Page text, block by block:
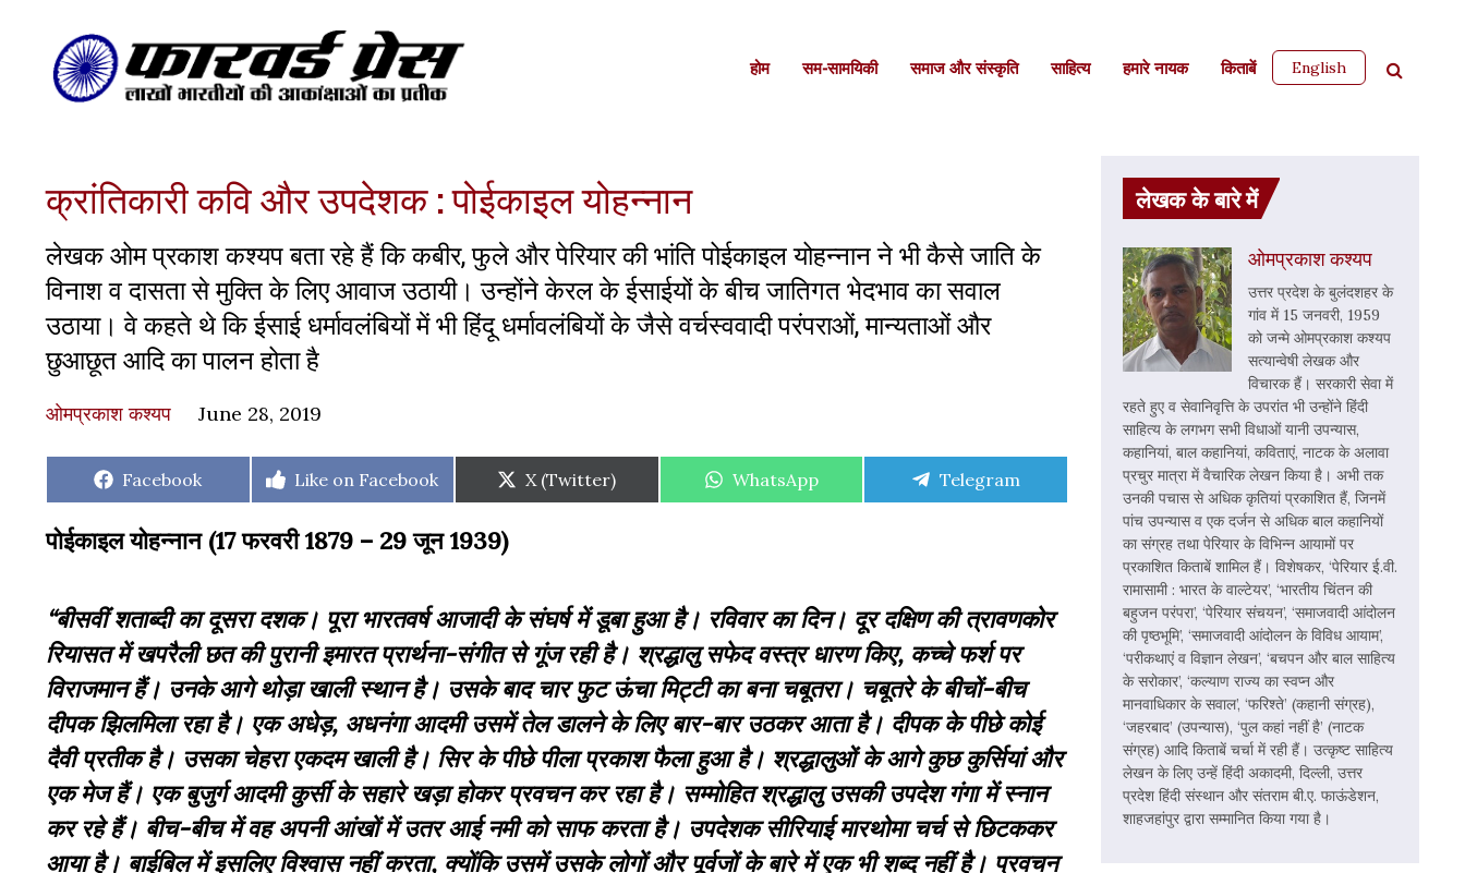
होम सम-सामयिकी समाज और संस्कृति साहित्‍य हमारे नायक किताबें English
क्रांतिकारी कवि और उपदेशक : पोईकाइल योहन्नान
लेखक ओम प्रकाश कश्यप बता रहे हैं कि कबीर, फुले और पेरियार की भांति पोईकाइल योहन्नान ने भी कैसे जाति के
विनाश व दासता से मुक्ति के लिए आवाज उठायी। उन्होंने केरल के ईसाईयों के बीच जातिगत भेदभाव का सवाल
उठाया। वे कहते थे कि ईसाई धर्मावलंबियों में भी हिंदू धर्मावलंबियों के जैसे वर्चस्ववादी परंपराओं, मान्यताओं और
छुआछूत आदि का पालन होता है
ओमप्रकाश कश्यप June 28, 2019
Share
Facebook
Share
Like on Facebook
Share
on
X (Twitter)
Share
WhatsApp
Share
Telegram
पोईकाइल योहन्नान (17 फरवरी 1879 – 29 जून 1939)
“बीसवीं शताब्दी का दूसरा दशक। पूरा भारतवर्ष आजादी के संघर्ष में डूबा हुआ है। रविवार का दिन। दूर दक्षिण की त्रावणकोर
रियासत में खपरैली छत की पुरानी इमारत प्रार्थना-संगीत से गूंज रही है। श्रद्धालु सफेद वस्त्र धारण किए, कच्चे फर्श पर
विराजमान हैं। उनके आगे थोड़ा खाली स्थान है। उसके बाद चार फुट ऊंचा मिट्टी का बना चबूतरा। चबूतरे के बीचों-बीच
दीपक झिलमिला रहा है। एक अधेड़, अधनंगा आदमी उसमें तेल डालने के लिए बार-बार उठकर आता है। दीपक के पीछे कोई
दैवी प्रतीक है। उसका चेहरा एकदम खाली है। सिर के पीछे पीला प्रकाश फैला हुआ है। श्रद्धालुओं के आगे कुछ कुर्सियां और
एक मेज हैं। एक बुजुर्ग आदमी कुर्सी के सहारे खड़ा होकर प्रवचन कर रहा है। सम्मोहित श्रद्धालु उसकी उपदेश गंगा में स्नान
कर रहे हैं। बीच-बीच में वह अपनी आंखों में उतर आई नमी को साफ करता है। उपदेशक सीरियाई मारथोमा चर्च से छिटककर
आया है। बाईबिल में इसलिए विश्वास नहीं करता, क्योंकि उसमें उसके लोगों और पूर्वजों के बारे में एक भी शब्द नहीं है। प्रवचन
लेखक के बारे में
ओमप्रकाश कश्यप
उत्तर प्रदेश के बुलंदशहर के
गांव में 15 जनवरी, 1959
को जन्मे ओमप्रकाश कश्यप
सत्यान्वेषी लेखक और
विचारक हैं। सरकारी सेवा में
रहते हुए व सेवानिवृत्ति के उपरांत भी उन्होंने हिंदी
साहित्य के लगभग सभी विधाओं यानी उपन्यास,
कहानियां, बाल कहानियां, कविताएं, नाटक के अलावा
प्रचुर मात्रा में वैचारिक लेखन किया है। अभी तक
उनकी पचास से अधिक कृतियां प्रकाशित हैं, जिनमें
पांच उपन्यास व एक दर्जन से अधिक बाल कहानियों
का संग्रह तथा पेरियार के विभिन्न आयामों पर
प्रकाशित किताबें शामिल हैं। विशेषकर, ‘पेरियार ई.वी.
रामासामी : भारत के वाल्टेयर’, ‘भारतीय चिंतन की
बहुजन परंपरा’, ‘पेरियार संचयन’, ‘समाजवादी आंदोलन
की पृष्ठभूमि’, ‘समाजवादी आंदोलन के विविध आयाम’,
‘परीकथाएं व विज्ञान लेखन’, ‘बचपन और बाल साहित्य
के सरोकार’, ‘कल्याण राज्य का स्वप्न और
मानवाधिकार के सवाल’, ‘फरिश्ते’ (कहानी संग्रह),
‘जहरबाद’ (उपन्यास), ‘पुल कहां नहीं है’ (नाटक
संग्रह) आदि किताबें चर्चा में रही हैं। उत्कृष्ट साहित्य
लेखन के लिए उन्हें हिंदी अकादमी, दिल्ली, उत्तर
प्रदेश हिंदी संस्थान और संतराम बी.ए. फाऊंडेशन,
शाहजहांपुर द्वारा सम्मानित किया गया है।